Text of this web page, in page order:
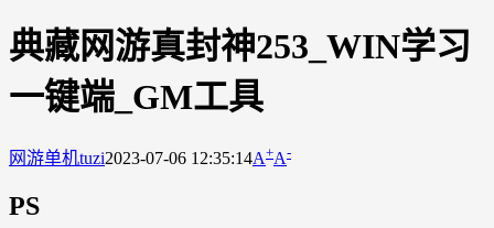
典藏网游真封神253_WIN学习
一键端_GM工具
网游单机tuzi2023-07-06 12:35:14A+A-
PS